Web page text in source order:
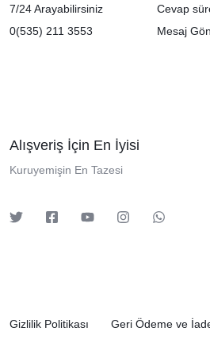
7/24 Arayabilirsiniz
0(535) 211 3553
Cevap
Mesaj
Alışveriş İçin En İyisi
Kuruyemişin En Tazesi
Gizlilik Politikası Geri Ödeme ve